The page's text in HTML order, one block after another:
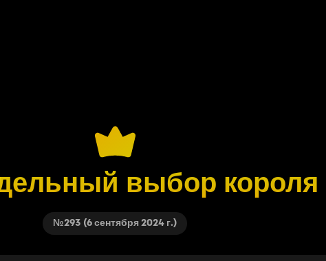
выбор короля
№293 (6 сентября 2024 г.)